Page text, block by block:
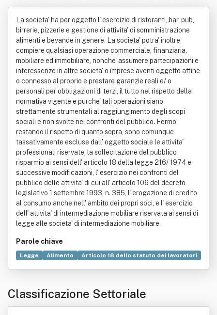
rosi E Filotea Patrizia Scudella Snc
La societa' ha per oggetto l' esercizio di ristoranti, bar, pub,
birrerie, pizzerie e gestione di attivita' di somministrazione
alimenti e bevande in genere. La societa' potra' inoltre
compiere qualsiasi operazione commerciale, finanziaria,
mobiliare ed immobiliare, nonche' assumere partecipazioni e
interessenze in altre societa' o imprese aventi oggetto affine
o connesso al proprio e prestare garanzie reali e/ o
personali per obbligazioni di terzi, il tutto nel rispetto della
normativa vigente e purche' tali operazioni siano
strettamente strumentali al raggiungimento degli scopi
sociali e non svolte nei confronti del pubblico. Fermo
restando il rispetto di quanto sopra, sono comunque
tassativamente escluse dall' oggetto sociale le attivita'
professionali riservate, la sollecitazione del pubblico
risparmio ai sensi dell' articolo 18 della legge 216/ 1974 e
successive modificazioni, l' esercizio nei confronti del
pubblico delle attivita' di cui all' articolo 106 del decreto
legislativo 1 settembre 1993, n. 385, l' erogazione di credito
al consumo anche nell' ambito dei propri soci, e l' esercizio
dell' attivita' di intermediazione mobiliare riservata ai sensi di
legge alle societa' di intermediazione mobiliare.
Parole chiave
Legge Alimento
Articolo 18 dello statuto dei lavoratori
Classificazione Settoriale